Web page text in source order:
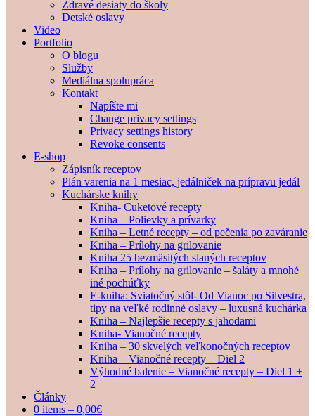
Zdravé desiaty do školy
Detské oslavy
Video
Portfolio
O blogu
Služby
Mediálna spolupráca
Kontakt
Napíšte mi
Change privacy settings
Privacy settings history
Revoke consents
E-shop
Zápisník receptov
Plán varenia na 1 mesiac, jedálniček na prípravu jedál
Kuchárske knihy
Kniha- Cuketové recepty
Kniha – Polievky a prívarky
Kniha – Letné recepty – od pečenia po zaváranie
Kniha – Prílohy na grilovanie
Kniha 25 bezmäsitých slaných receptov
Kniha – Prílohy na grilovanie – šaláty a mnohé
iné pochúťky
E-kniha: Sviatočný stôl- Od Vianoc po Silvestra,
tipy na veľké rodinné oslavy – luxusná kuchárka
Kniha – Najlepšie recepty s jahodami
Kniha- Vianočné recepty
Kniha – 30 skvelých veľkonočných receptov
Kniha – Vianočné recepty – Diel 2
Výhodné balenie – Vianočné recepty – Diel 1 +
2
Články
0 items – 0,00€